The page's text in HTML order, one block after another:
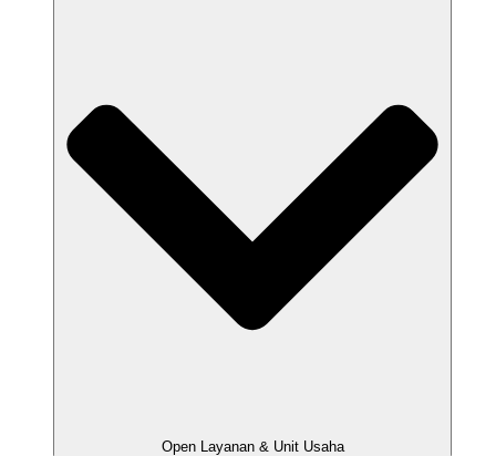
Open Layanan & Unit Usaha